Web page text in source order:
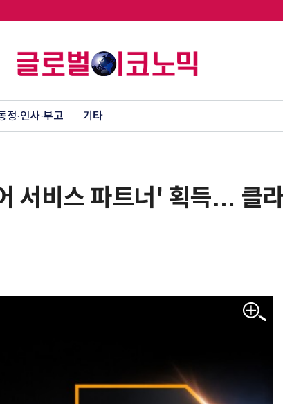
정·인사·부고 기타
서비스 파트너' 획득… 클